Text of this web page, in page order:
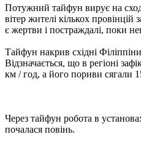
Потужний тайфун вирує на
вітер жителі кількох
є жертви і постраждалі, поки
Тайфун накрив східні
Відзначається, що в регіоні
км / год, а його пориви сягали
Через тайфун робота в
почалася повінь.